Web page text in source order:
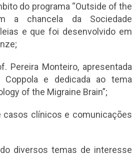
do programa “Outside of the
a chancela da Sociedade
e que foi desenvolvido em
Pereira Monteiro, apresentada
Coppola e dedicada ao tema
of the Migraine Brain”;
clínicos e comunicações
diversos temas de interesse